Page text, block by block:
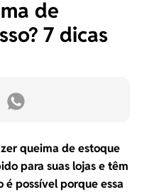
de
7 dicas
queima de estoque
para suas lojas e têm
é possível porque essa